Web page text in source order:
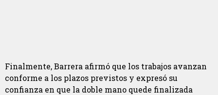
Finalmente, Barrera afirmó que los trabajos avanzan
conforme a los plazos previstos y expresó su
confianza en que la doble mano quede finalizada